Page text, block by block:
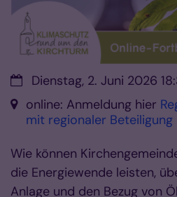
Datum:Dienstag, 2. Juni 2026
Ort:online: Anmeldung hier
mit regionaler
Wie können
die Energiewende leisten,
Anlage und den Bezug von